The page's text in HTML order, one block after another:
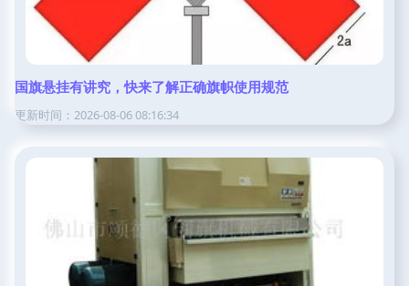
国旗悬挂有讲究，快来了解正确旗帜使用规范
更新时间：2026-08-06 08:16:34